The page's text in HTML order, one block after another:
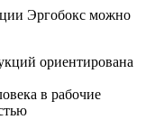
Эргобокс можно
ориентирована
в рабочие